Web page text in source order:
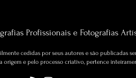
Profissionais e Fotografias
cedidas por seus autores e são publicadas
e pelo processo criativo, pertence